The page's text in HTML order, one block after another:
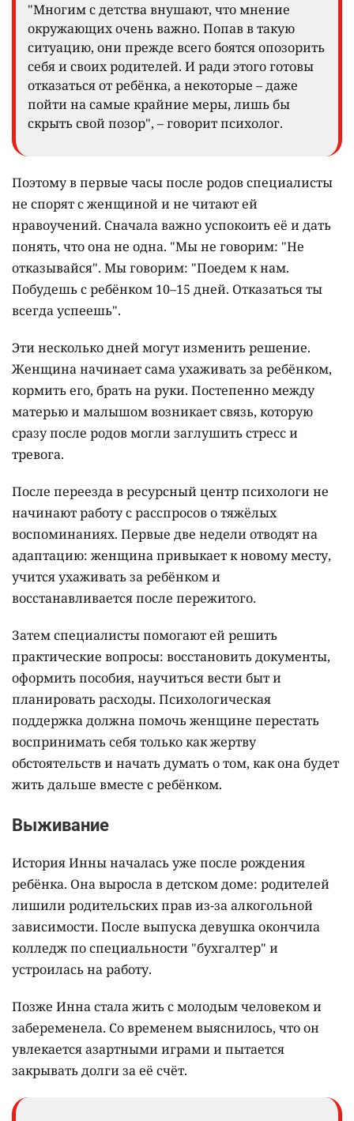
"Многим с детства внушают, что мнение
окружающих очень важно. Попав в такую
ситуацию, они прежде всего боятся опозорить
себя и своих родителей. И ради этого готовы
отказаться от ребёнка, а некоторые – даже
пойти на самые крайние меры, лишь бы
скрыть свой позор", – говорит психолог.
Поэтому в первые часы после родов специалисты
не спорят с женщиной и не читают ей
нравоучений. Сначала важно успокоить её и дать
понять, что она не одна. "Мы не говорим: "Не
отказывайся". Мы говорим: "Поедем к нам.
Побудешь с ребёнком 10–15 дней. Отказаться ты
всегда успеешь".
Эти несколько дней могут изменить решение.
Женщина начинает сама ухаживать за ребёнком,
кормить его, брать на руки. Постепенно между
матерью и малышом возникает связь, которую
сразу после родов могли заглушить стресс и
тревога.
После переезда в ресурсный центр психологи не
начинают работу с расспросов о тяжёлых
воспоминаниях. Первые две недели отводят на
адаптацию: женщина привыкает к новому месту,
учится ухаживать за ребёнком и
восстанавливается после пережитого.
Затем специалисты помогают ей решить
практические вопросы: восстановить документы,
оформить пособия, научиться вести быт и
планировать расходы. Психологическая
поддержка должна помочь женщине перестать
воспринимать себя только как жертву
обстоятельств и начать думать о том, как она будет
жить дальше вместе с ребёнком.
Выживание
История Инны началась уже после рождения
ребёнка. Она выросла в детском доме: родителей
лишили родительских прав из-за алкогольной
зависимости. После выпуска девушка окончила
колледж по специальности "бухгалтер" и
устроилась на работу.
Позже Инна стала жить с молодым человеком и
забеременела. Со временем выяснилось, что он
увлекается азартными играми и пытается
закрывать долги за её счёт.